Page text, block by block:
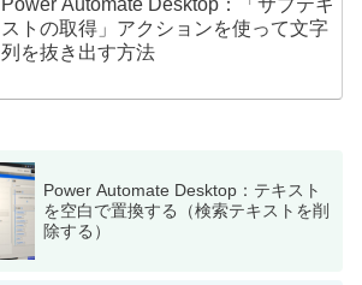
ストの取得」アクションを使って文字
列を抜き出す方法
Power Automate Desktop：テキスト
を空白で置換する（検索テキストを削
除する）